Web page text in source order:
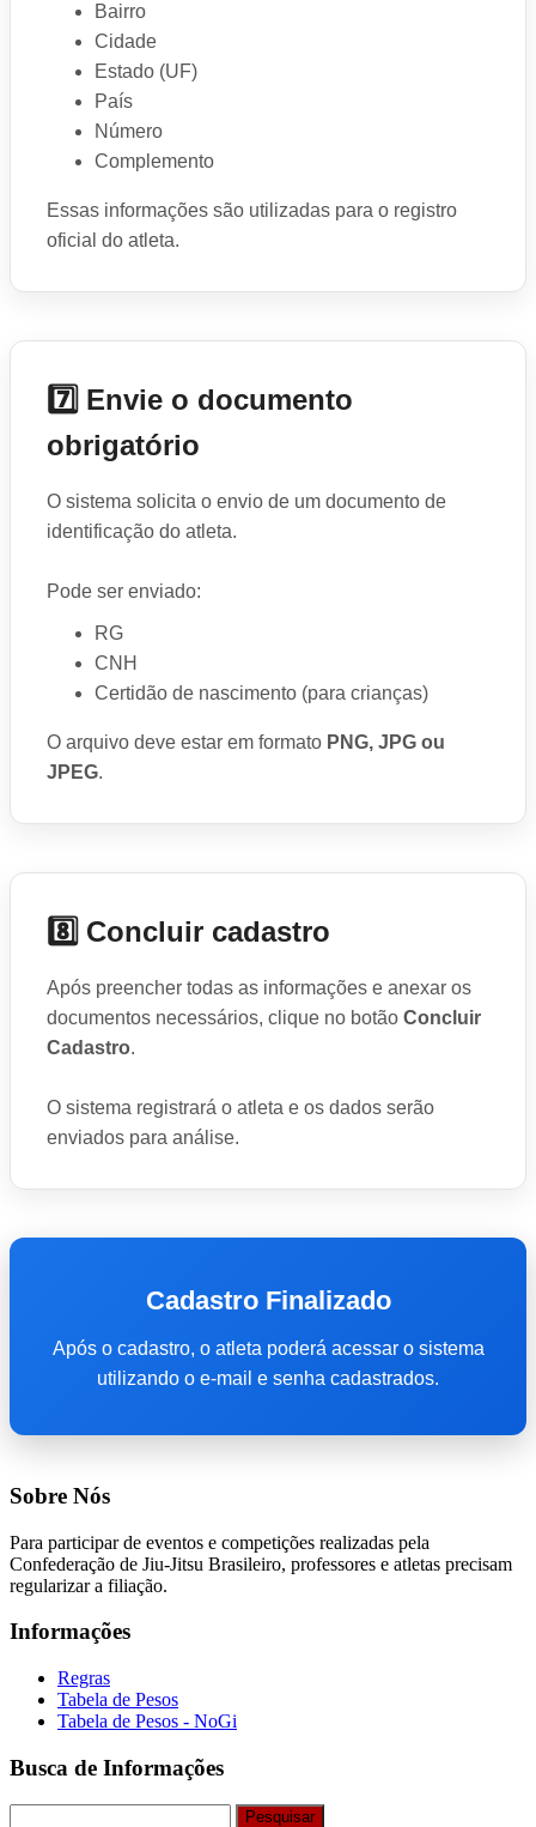
Bairro
Cidade
Estado (UF)
País
Número
Complemento
Essas informações são utilizadas para o registro
oficial do atleta.
7️⃣ Envie o documento
obrigatório
O sistema solicita o envio de um documento de
identificação do atleta.
Pode ser enviado:
RG
CNH
Certidão de nascimento (para crianças)
O arquivo deve estar em formato PNG, JPG ou
JPEG.
8️⃣ Concluir cadastro
Após preencher todas as informações e anexar os
documentos necessários, clique no botão Concluir
Cadastro.
O sistema registrará o atleta e os dados serão
enviados para análise.
Cadastro Finalizado
Após o cadastro, o atleta poderá acessar o sistema
utilizando o e-mail e senha cadastrados.
Sobre Nós
Para participar de eventos e competições realizadas pela
Confederação de Jiu-Jitsu Brasileiro, professores e atletas precisam
regularizar a filiação.
Informações
Regras
Tabela de Pesos
Tabela de Pesos - NoGi
Busca de Informações